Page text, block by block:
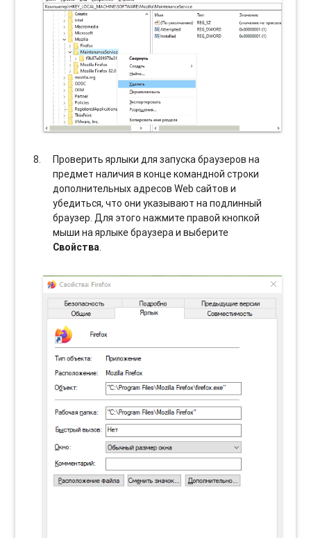
Проверить ярлыки для запуска браузеров на
предмет наличия в конце командной строки
дополнительных адресов Web сайтов и
убедиться, что они указывают на подлинный
браузер. Для этого нажмите правой кнопкой
мыши на ярлыке браузера и выберите
Свойства.